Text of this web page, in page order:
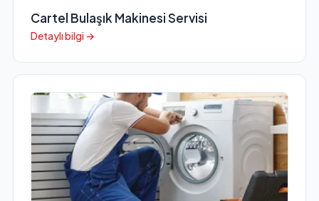
Cartel Bulaşık Makinesi Servisi
Detaylı bilgi →